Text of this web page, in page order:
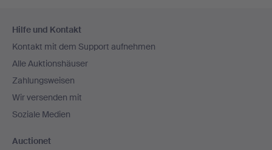
Navigation
Hilfe und Kontakt
Kontakt mit dem Support aufnehmen
Alle Auktionshäuser
Zahlungsweisen
Wir versenden mit
Soziale Medien
Auctionet